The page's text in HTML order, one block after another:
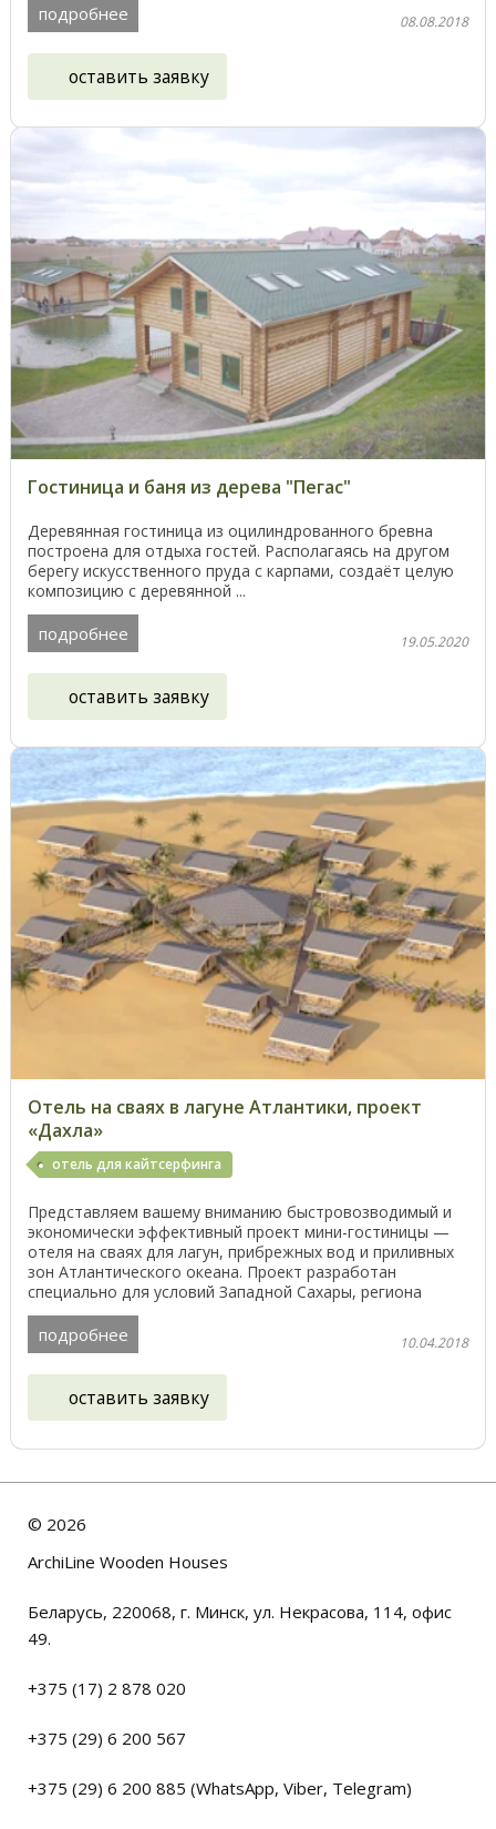
подробнее 08.08.2018
оставить заявку
Гостиница и баня из дерева "Пегас"
Деревянная гостиница из оцилиндрованного бревна
построена для отдыха гостей. Располагаясь на другом
берегу искусственного пруда с карпами, создаёт целую
композицию с деревянной ...
подробнее 19.05.2020
оставить заявку
Отель на сваях в лагуне Атлантики, проект
«Дахла»
отель для кайтсерфинга
Представляем вашему вниманию быстровозводимый и
экономически эффективный проект мини-гостиницы —
отеля на сваях для лагун, прибрежных вод и приливных
зон Атлантического океана. Проект разработан
специально для условий Западной Сахары, региона
Дахла, ...
подробнее 10.04.2018
оставить заявку
© 2026
ArchiLine Wooden Houses
Беларусь, 220068, г. Минск, ул. Некрасова, 114, офис
49.
+375 (17) 2 878 020
+375 (29) 6 200 567
+375 (29) 6 200 885 (WhatsApp, Viber, Telegram)